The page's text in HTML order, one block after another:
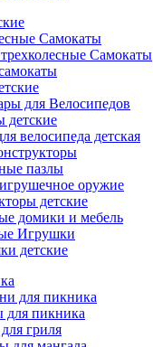
Cамокаты
Самокаты
для Велосипедов
детские
велосипеда детская
пазлы
оружие
детские
домики и мебель
Игрушки
детские
для пикника
для пикника
гриля